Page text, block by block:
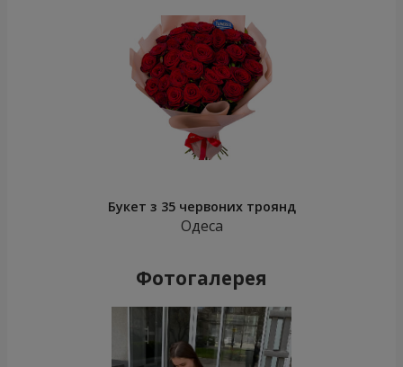
Букет з 35 червоних троянд
Одеса
Фотогалерея